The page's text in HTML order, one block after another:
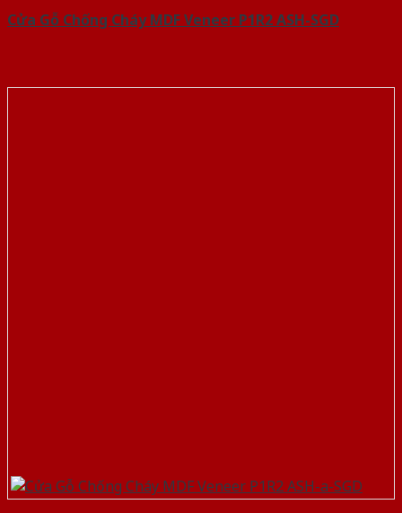
Cửa Gỗ Chống Cháy MDF Veneer P1R2 ASH-SGD